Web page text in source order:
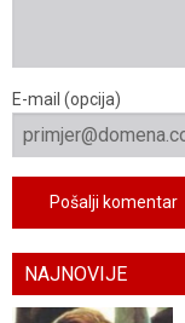
E-mail (opcija)
Pošalji komentar
NAJNOVIJE